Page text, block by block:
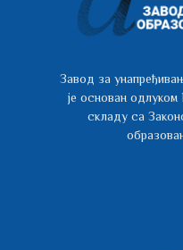
Завод за
је основан
складу са